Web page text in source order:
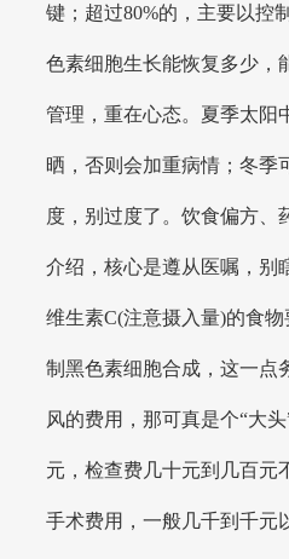
键；超过80%的，主要以控
色素细胞生长能恢复多少，
管理，重在心态。夏季太阳
晒，否则会加重病情；冬季
度，别过度了。饮食偏方、
介绍，核心是遵从医嘱，别
维生素C(注意摄入量)的食
制黑色素细胞合成，这一点
风的费用，那可真是个“大
元，检查费几十元到几百元
手术费用，一般几千到千元